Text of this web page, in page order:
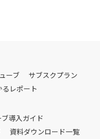
ーブ
サブスクプラン
レポート
導入ガイド
資料ダウンロード一覧